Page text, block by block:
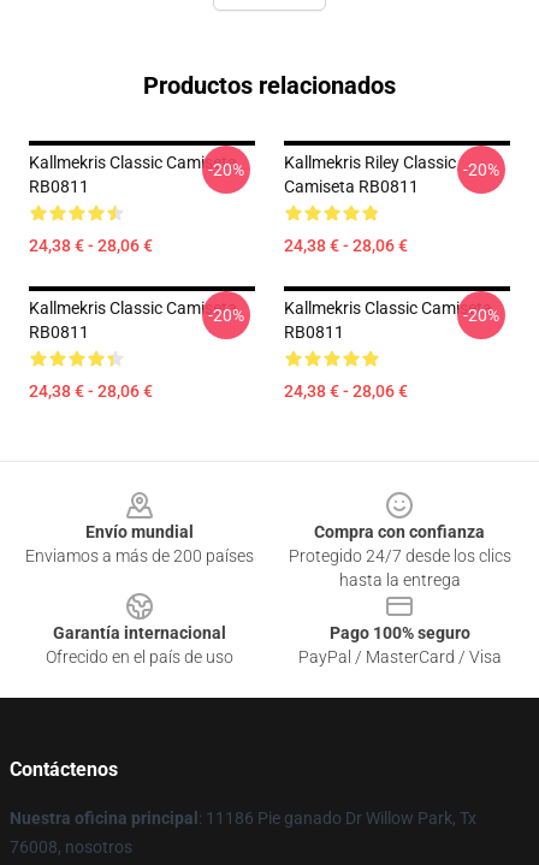
Productos relacionados
Kallmekris Classic Camiseta
RB0811
24,38 € - 28,06 €
-20%
Kallmekris Riley Classic
Camiseta RB0811
24,38 € - 28,06 €
-20%
Kallmekris Classic Camiseta
RB0811
24,38 € - 28,06 €
-20%
Kallmekris Classic Camiseta
RB0811
24,38 € - 28,06 €
-20%
Envío mundial
Enviamos a más de 200 países
Compra con confianza
Protegido 24/7 desde los clics
hasta la entrega
Garantía internacional
Ofrecido en el país de uso
Pago 100% seguro
PayPal / MasterCard / Visa
Contáctenos
Nuestra oficina principal : 11186 Pie ganado Dr Willow Park, Tx
76008, nosotros